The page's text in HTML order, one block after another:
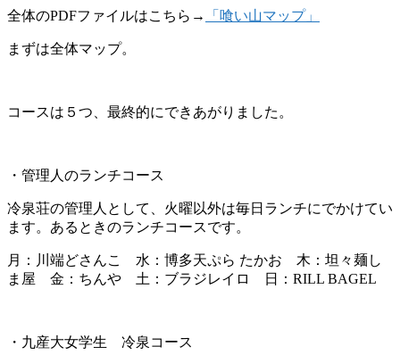
全体のPDFファイルはこちら→ 「喰い山マップ」
まずは全体マップ。
コースは５つ、最終的にできあがりました。
・管理人のランチコース
冷泉荘の管理人として、火曜以外は毎日ランチにでかけてい
ます。あるときのランチコースです。
月：川端どさんこ 水：博多天ぷら たかお 木：坦々麺し
ま屋 金：ちんや 土：ブラジレイロ 日：RILL BAGEL
・九産大女学生 冷泉コース